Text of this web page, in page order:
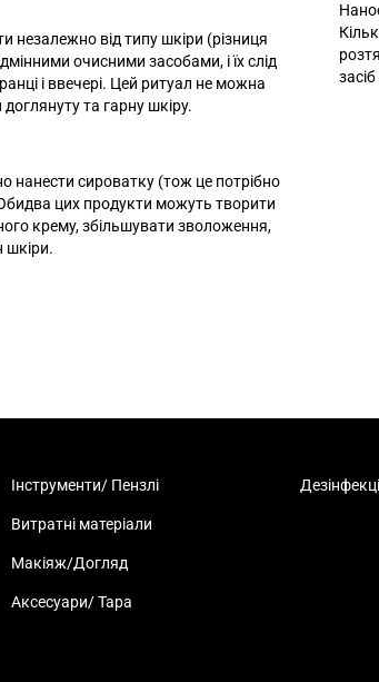
незалежно від типу шкіри (різниця
очисними засобами, і їх слід
і ввечері. Цей ритуал не можна
та гарну шкіру.
нанести сироватку (тож це потрібно
цих продукти можуть творити
крему, збільшувати зволоження,
шкіри.
Інструменти/ Пензлі
Витратні матеріали
Макіяж/Догляд
Аксесуари/ Тара